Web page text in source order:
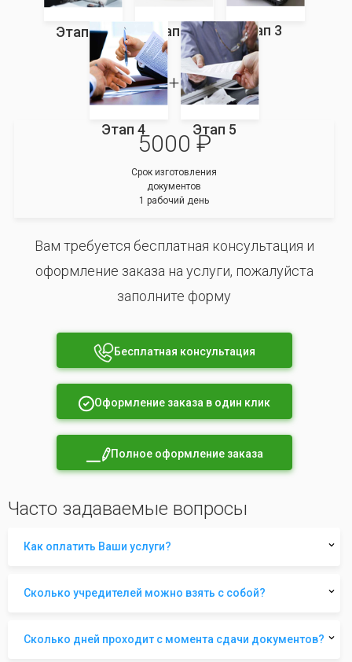
Этап 1 Этап 2 Этап 3
Этап 4 Этап 5
5000 ₽
Срок изготовления
документов
1 рабочий день
Вам требуется бесплатная консультация и
оформление заказа на услуги, пожалуйста
заполните форму
Бесплатная консультация
Оформление заказа в один клик
Полное оформление заказа
Часто задаваемые вопросы
Как оплатить Ваши услуги?
Сколько учредителей можно взять с собой?
Сколько дней проходит с момента сдачи документов?